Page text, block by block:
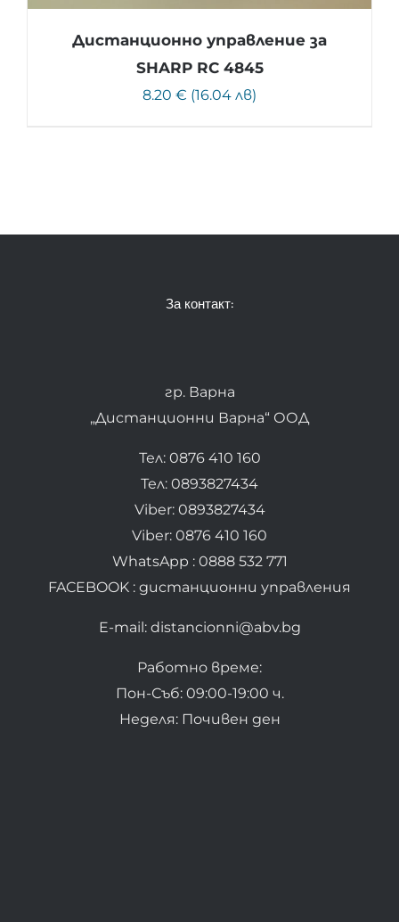
Дистанционно управление за
SHARP RC 4845
8.20 € (16.04 лв)
За контакт:
гр. Варна
„Дистанционни Варна“ ООД
Тел: 0876 410 160
Тел: 0893827434
Viber: 0893827434
Viber: 0876 410 160
WhatsApp : 0888 532 771
FACEBOOK : дистанционни управления
E-mail: distancionni@abv.bg
Работно време:
Пон-Съб: 09:00-19:00 ч.
Неделя: Почивен ден